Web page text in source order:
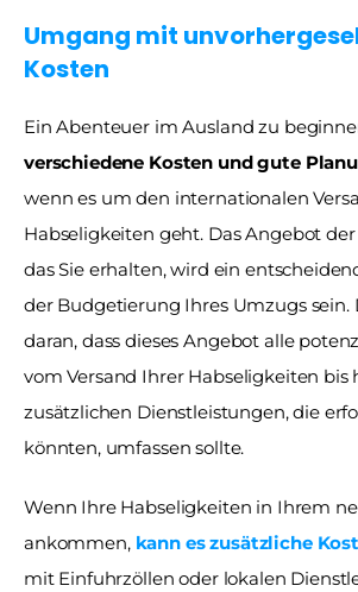
Umgang mit
Kosten
Ein Abenteuer im Ausland zu
verschiedene Kosten und gute
wenn es um den internationalen
Habseligkeiten geht. Das Angebot
das Sie erhalten, wird ein
der Budgetierung Ihres Umzugs sein.
daran, dass dieses Angebot alle
vom Versand Ihrer Habseligkeiten bis
zusätzlichen Dienstleistungen, die
könnten, umfassen sollte.
Wenn Ihre Habseligkeiten in Ihrem
ankommen, kann es zusätzliche
mit Einfuhrzöllen oder lokalen